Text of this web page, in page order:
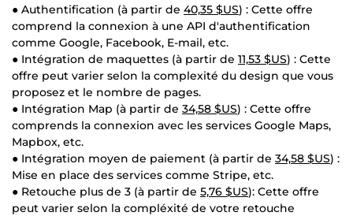
● Authentification (à partir de 40,35 $US) : Cette offre
comprend la connexion à une API d'authentification
comme Google, Facebook, E-mail, etc.
● Intégration de maquettes (à partir de 11,53 $US) : Cette
offre peut varier selon la complexité du design que vous
proposez et le nombre de pages.
● Intégration Map (à partir de 34,58 $US) : Cette offre
comprends la connexion avec les services Google Maps,
Mapbox, etc.
● Intégration moyen de paiement (à partir de 34,58 $US) :
Mise en place des services comme Stripe, etc.
● Retouche plus de 3 (à partir de 5,76 $US): Cette offre
peut varier selon la compléxité de votre retouche